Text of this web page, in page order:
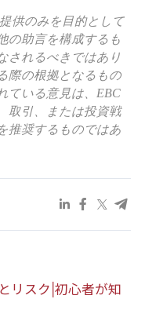
供のみを目的として
の助言を構成するも
されるべきではあり
際の根拠となるもの
ている意見は、EBC
取引、または投資戦
推奨するものではあ
リスク|初心者が知